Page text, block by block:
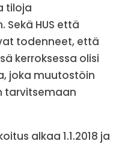
tiloja
HUS että
todenneet, että
kerroksessa olisi
joka muutostöin
tarvitsemaan
alkaa 1.1.2018 ja